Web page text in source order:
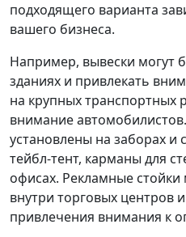
подходящего варианта
вашего бизнеса.
Например, вывески могут
зданиях и привлекать
на крупных транспортных
внимание
установлены на заборах и
тейбл-тент, карманы для
офисах. Рекламные
внутри торговых центров
привлечения внимания к